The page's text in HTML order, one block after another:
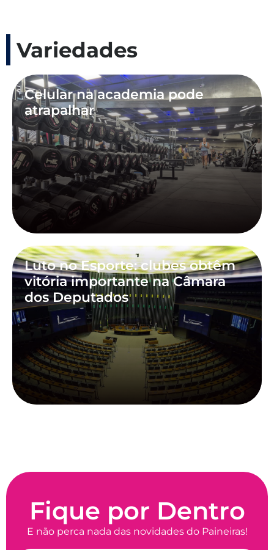
Variedades
Celular na academia pode
atrapalhar
Luto no Esporte: clubes obtêm
vitória importante na Câmara
dos Deputados
Fique por Dentro
E não perca nada das novidades do Paineiras!